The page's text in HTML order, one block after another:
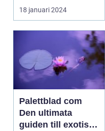
...
18 januari 2024
Palettblad com
Den ultimata
guiden till exotiska